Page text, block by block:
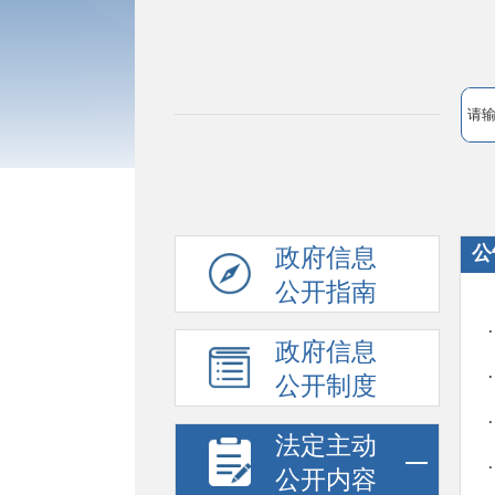
政府信息
公开指南
政府信息
公开制度
法定主动
公开内容